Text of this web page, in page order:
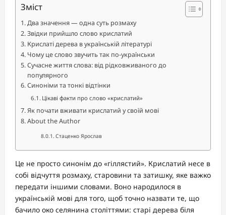
Зміст
Два значення — одна суть розмаху
Звідки прийшло слово крислатий
Крислаті дерева в українській літературі
Чому це слово звучить так по-українськи
Сучасне життя слова: від рідковживаного до
популярного
Синоніми та тонкі відтінки
Цікаві факти про слово «крислатий»
Як почати вживати крислатий у своїй мові
About the Author
Стаценко Ярослав
Це не просто синонім до «гіллястий». Крислатий несе в
собі відчуття розмаху, старовини та затишку, яке важко
передати іншими словами. Воно народилося в
українській мові для того, щоб точно назвати те, що
бачило око селянина століттями: старі дерева біля